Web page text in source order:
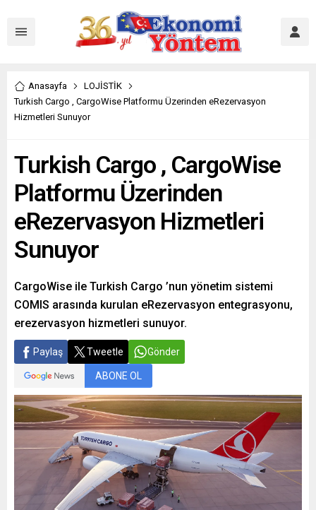
Anasayfa
LOJİSTİK
Turkish Cargo , CargoWise Platformu Üzerinden eRezervasyon
Hizmetleri Sunuyor
Turkish Cargo , CargoWise
Platformu Üzerinden
eRezervasyon Hizmetleri
Sunuyor
CargoWise ile Turkish Cargo ’nun yönetim sistemi
COMIS arasında kurulan eRezervasyon entegrasyonu,
erezervasyon hizmetleri sunuyor.
Paylaş Tweetle Gönder
ABONE OL